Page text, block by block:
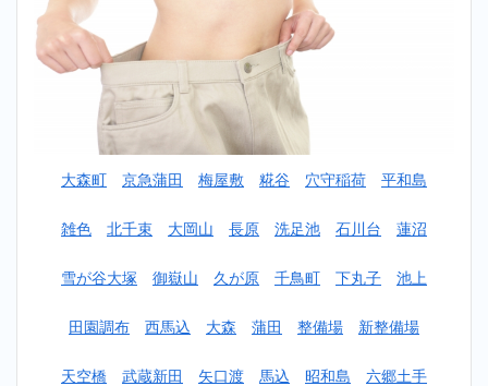
ング
一覧
2
【安い】
平和島パ
ーソナル
トレーニ
個室おす
キング
2.1
1位：
（OUTLINE）
＿平和島
2.2
大森町 京急蒲田 梅屋敷 糀谷 穴守稲荷 平和島
雑色 北千束 大岡山 長原 洗足池 石川台 蓮沼
雪が谷大塚 御嶽山 久が原 千鳥町 下丸子 池上
田園調布 西馬込 大森 蒲田 整備場 新整備場
天空橋 武蔵新田 矢口渡 馬込 昭和島 六郷土手